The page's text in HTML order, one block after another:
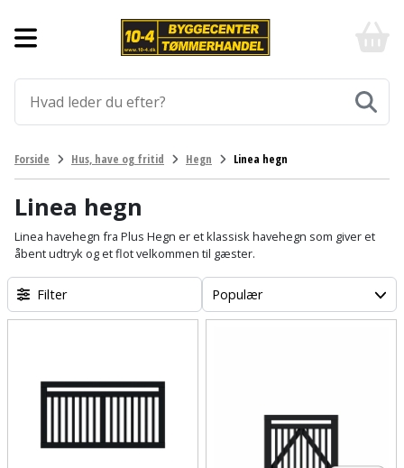
Aluprofiler
Armering
Befæstigelse
Bordplade
Byggeplader
Cement
mørtel
Gulve
Fliser
og
klinker
Gulvtilbehør
Gulvunderlag
Gulvvarme
Vinylgulv
Værktøj
Afmærkning
Arbejdsbuk
Arbejdsvogn
Bærehåndtag
Blæselampe
Elværktøj
Afkortersav
Afstandsmåler
Arbejdsbord
Arbejdsradio
Havemaskiner
Brændekløver
Buskrydder
Generator
Hus,
have
Affaldssortering
Affugter
Maling
Afdækning
VVS
-
billigt
og
-
Klik
Forside Hus, have og fritid Hegn Linea hegn
Linea hegn
Linea havehegn fra Plus Hegn er et klassisk havehegn som giver et
åbent udtryk og et flot velkommen til gæster.
Filter Populær